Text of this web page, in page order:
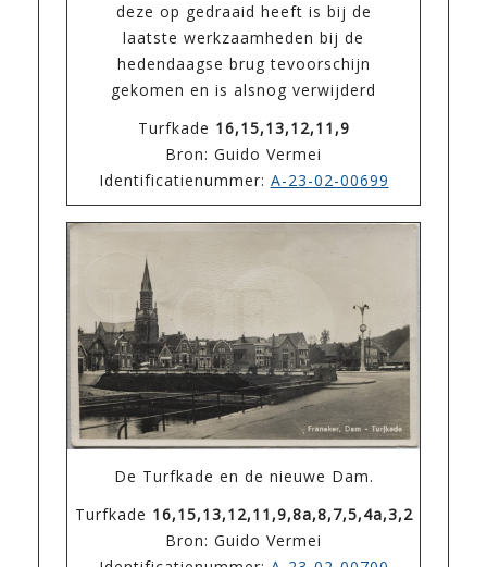
deze op gedraaid heeft is bij de
laatste werkzaamheden bij de
hedendaagse brug tevoorschijn
gekomen en is alsnog verwijderd
Turfkade 16,15,13,12,11,9
Bron: Guido Vermei
Identificatienummer: A-23-02-00699
De Turfkade en de nieuwe Dam.
Turfkade 16,15,13,12,11,9,8a,8,7,5,4a,3,2
Bron: Guido Vermei